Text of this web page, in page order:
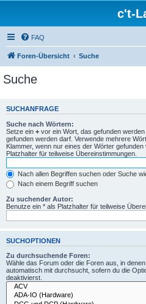
c't-
FAQ
Foren-Übersicht Suche
Suche
SUCHANFRAGE
Suche nach Wörtern:
Setze ein + vor ein Wort, das gefunden
gefunden werden darf. Verwende mehrere
Klammer, wenn nur eines der Wörter
Platzhalter für teilweise Übereinstimmungen.
Nach allen Begriffen suchen oder Suche
Nach einem Begriff suchen
Zu suchender Autor:
Benutze ein * als Platzhalter für teilweise
SUCHOPTIONEN
Zu durchsuchende Foren:
Wähle das Forum oder die Foren aus, in
automatisch mit durchsucht, sofern du die
deaktivierst.